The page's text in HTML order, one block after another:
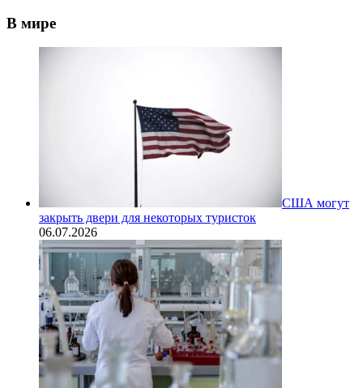
В мире
США могут
закрыть двери для некоторых туристок
06.07.2026